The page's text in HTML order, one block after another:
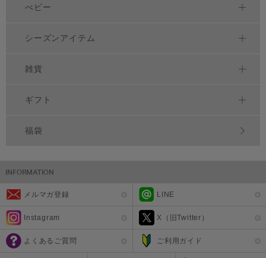
べビー
シーズンアイテム
雑貨
ギフト
福袋
メルマガ登録 LINE
Instagram X（旧Twitter）
よくあるご質問 ご利用ガイド